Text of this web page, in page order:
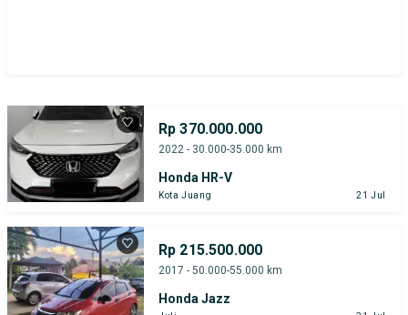
Rp 370.000.000
2022 - 30.000-35.000 km
Honda HR-V
Kota Juang 21 Jul
Rp 215.500.000
2017 - 50.000-55.000 km
Honda Jazz